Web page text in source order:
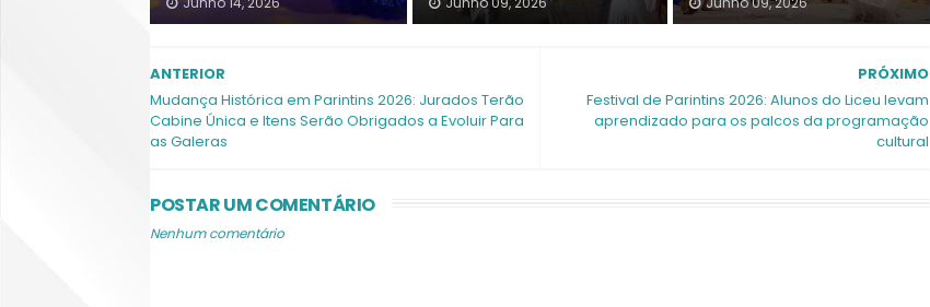
PRÓXIMO
Festival de Parintins 2026: Alunos do Liceu levam
aprendizado para os palcos da programação
cultural
ANTERIOR
Mudança Histórica em Parintins 2026: Jurados Terão
Cabine Única e Itens Serão Obrigados a Evoluir Para
as Galeras
POSTAR UM COMENTÁRIO
Nenhum comentário